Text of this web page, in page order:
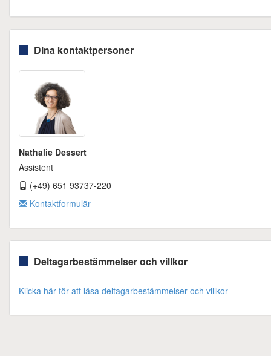
Dina kontaktpersoner
Nathalie Dessert
Assistent
(+49) 651 93737-220
Kontaktformulär
Deltagarbestämmelser och villkor
Klicka här för att läsa deltagarbestämmelser och villkor